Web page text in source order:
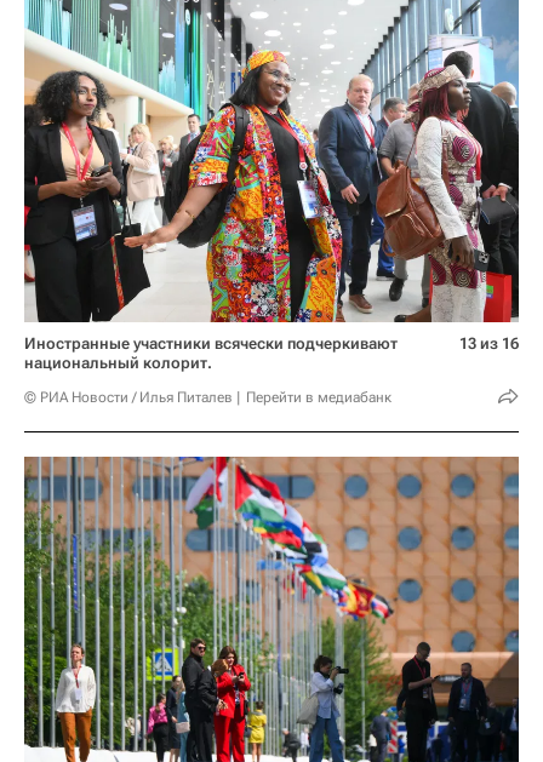
Иностранные участники всячески подчеркивают
национальный колорит.
© РИА Новости / Илья Питалев Перейти в медиабанк
13 из 16